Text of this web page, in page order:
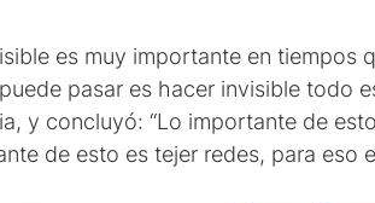
es muy importante en tiempos
pasar es hacer invisible todo
y concluyó: “Lo importante de
de esto es tejer redes, para eso